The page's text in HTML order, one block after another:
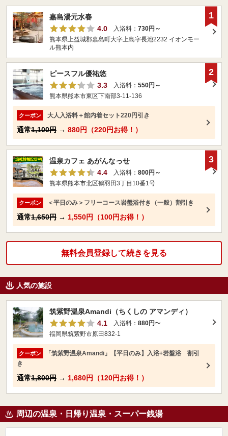
嘉島湯元水春
4.0
入浴料： 730円～
熊本県上益城郡嘉島町大字上島字長池2232 イオンモー
ル熊本内
1
ピースフル優祐悠
3.3
入浴料： 550円～
熊本県熊本市東区下南部3-11-136
クーポン 大人入浴料＋館内着セット220円引き
通常1,100円 → 880円（220円お得！）
2
温泉カフェ あがんなっせ
4.4
入浴料： 800円～
熊本県熊本市北区鶴羽田3丁目10番1号
クーポン ＜平日のみ＞フリーコース岩盤浴付き（一般）割引き
通常1,650円 → 1,550円（100円お得！）
3
無料会員登録して続きを見る
人気の施設
筑紫野温泉Amandi（ちくしの アマンディ）
4.1
入浴料： 880円〜
福岡県筑紫野市原田832-1
クーポン
「筑紫野温泉Amandi」【平日のみ】入浴+岩盤浴 割引
き
通常1,800円 → 1,680円（120円お得！）
周辺の温泉・日帰り温泉・スーパー銭湯